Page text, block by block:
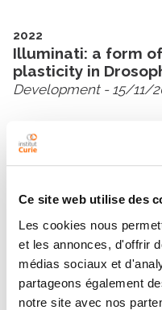
Ce site web utilise des
Les cookies nous
et les annonces, d'offrir
médias sociaux et
partageons également
notre site avec nos
2022
Illuminati: a form
plasticity in
Development- 15/11/
2016
Guidelines for the
assays for
Autophagy- 02/01/